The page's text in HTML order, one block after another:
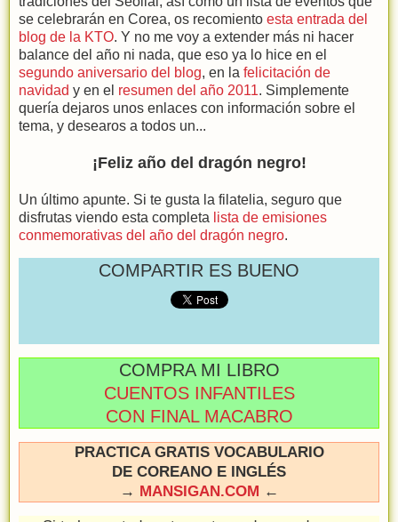
se celebrarán en Corea, os recomiento esta entrada del
blog de la KTO. Y no me voy a extender más ni hacer
balance del año ni nada, que eso ya lo hice en el
segundo aniversario del blog, en la felicitación de
navidad y en el resumen del año 2011. Simplemente
quería dejaros unos enlaces con información sobre el
tema, y desearos a todos un...
¡Feliz año del dragón negro!
Un último apunte. Si te gusta la filatelia, seguro que
disfrutas viendo esta completa lista de emisiones
conmemorativas del año del dragón negro.
COMPARTIR ES BUENO
COMPRA MI LIBRO
CUENTOS INFANTILES
CON FINAL MACABRO
PRACTICA GRATIS VOCABULARIO
DE COREANO E INGLÉS
→ MANSIGAN.COM ←